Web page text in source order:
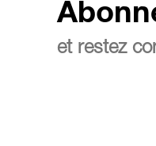
et restez